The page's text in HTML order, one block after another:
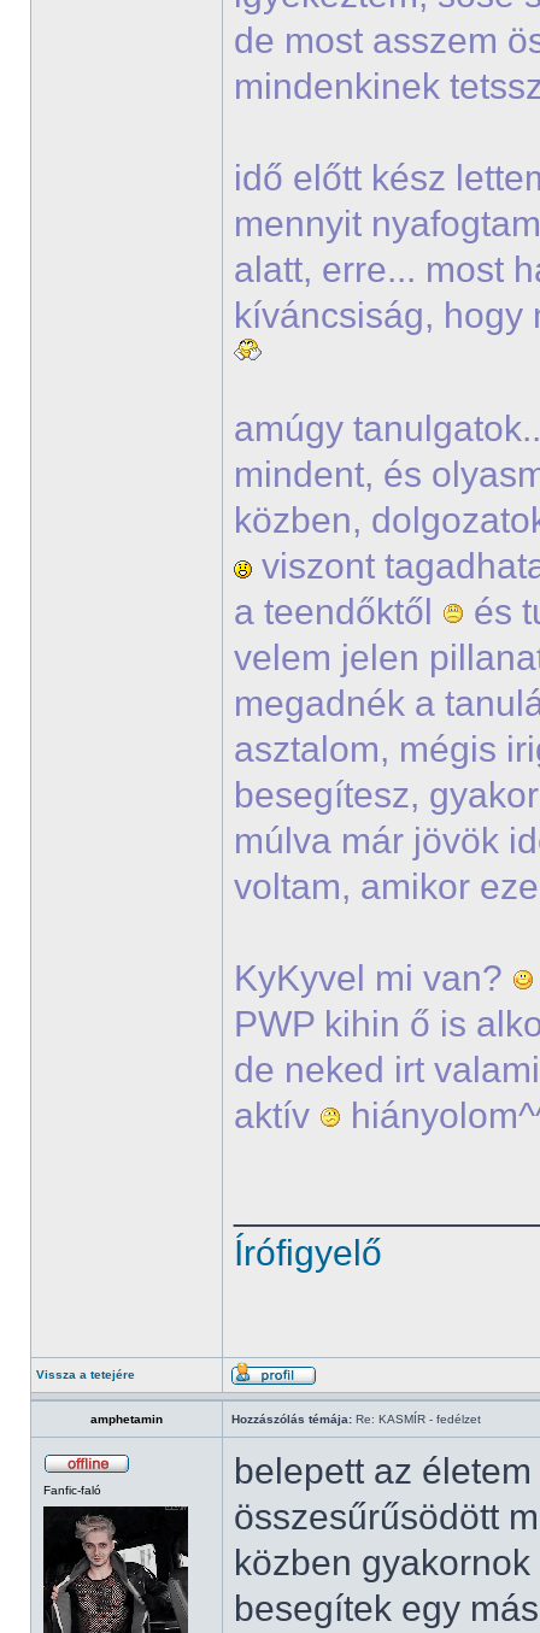
de most asszem
mindenkinek
idő előtt kész
mennyit
alatt, erre... most
kíváncsiság, hogy
amúgy
mindent, és
közben,
viszont
a teendőktől
és
velem jelen
megadnék a
asztalom, mégis
besegítesz,
múlva már jövök
voltam, amikor
KyKyvel mi van?
PWP kihin ő is
de neked irt
aktív
Írófigyelő
Vissza a tetejére
amphetamin Hozzászólás témája: Re: KASMÍR - fedélzet
Fanfic-faló
belepett az életem
összesűrűsödött
közben
besegítek egy